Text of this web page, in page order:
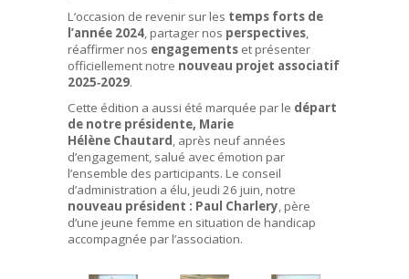
L’occasion de revenir sur les temps forts de
l’année 2024, partager nos perspectives,
réaffirmer nos engagements et présenter
officiellement notre nouveau projet associatif
2025‑2029.
Cette édition a aussi été marquée par le départ
de notre présidente, Marie
Hélène Chautard, après neuf années
d’engagement, salué avec émotion par
l’ensemble des participants. Le conseil
d’administration a élu, jeudi 26 juin, notre
nouveau président : Paul Charlery, père
d’une jeune femme en situation de handicap
accompagnée par l’association.